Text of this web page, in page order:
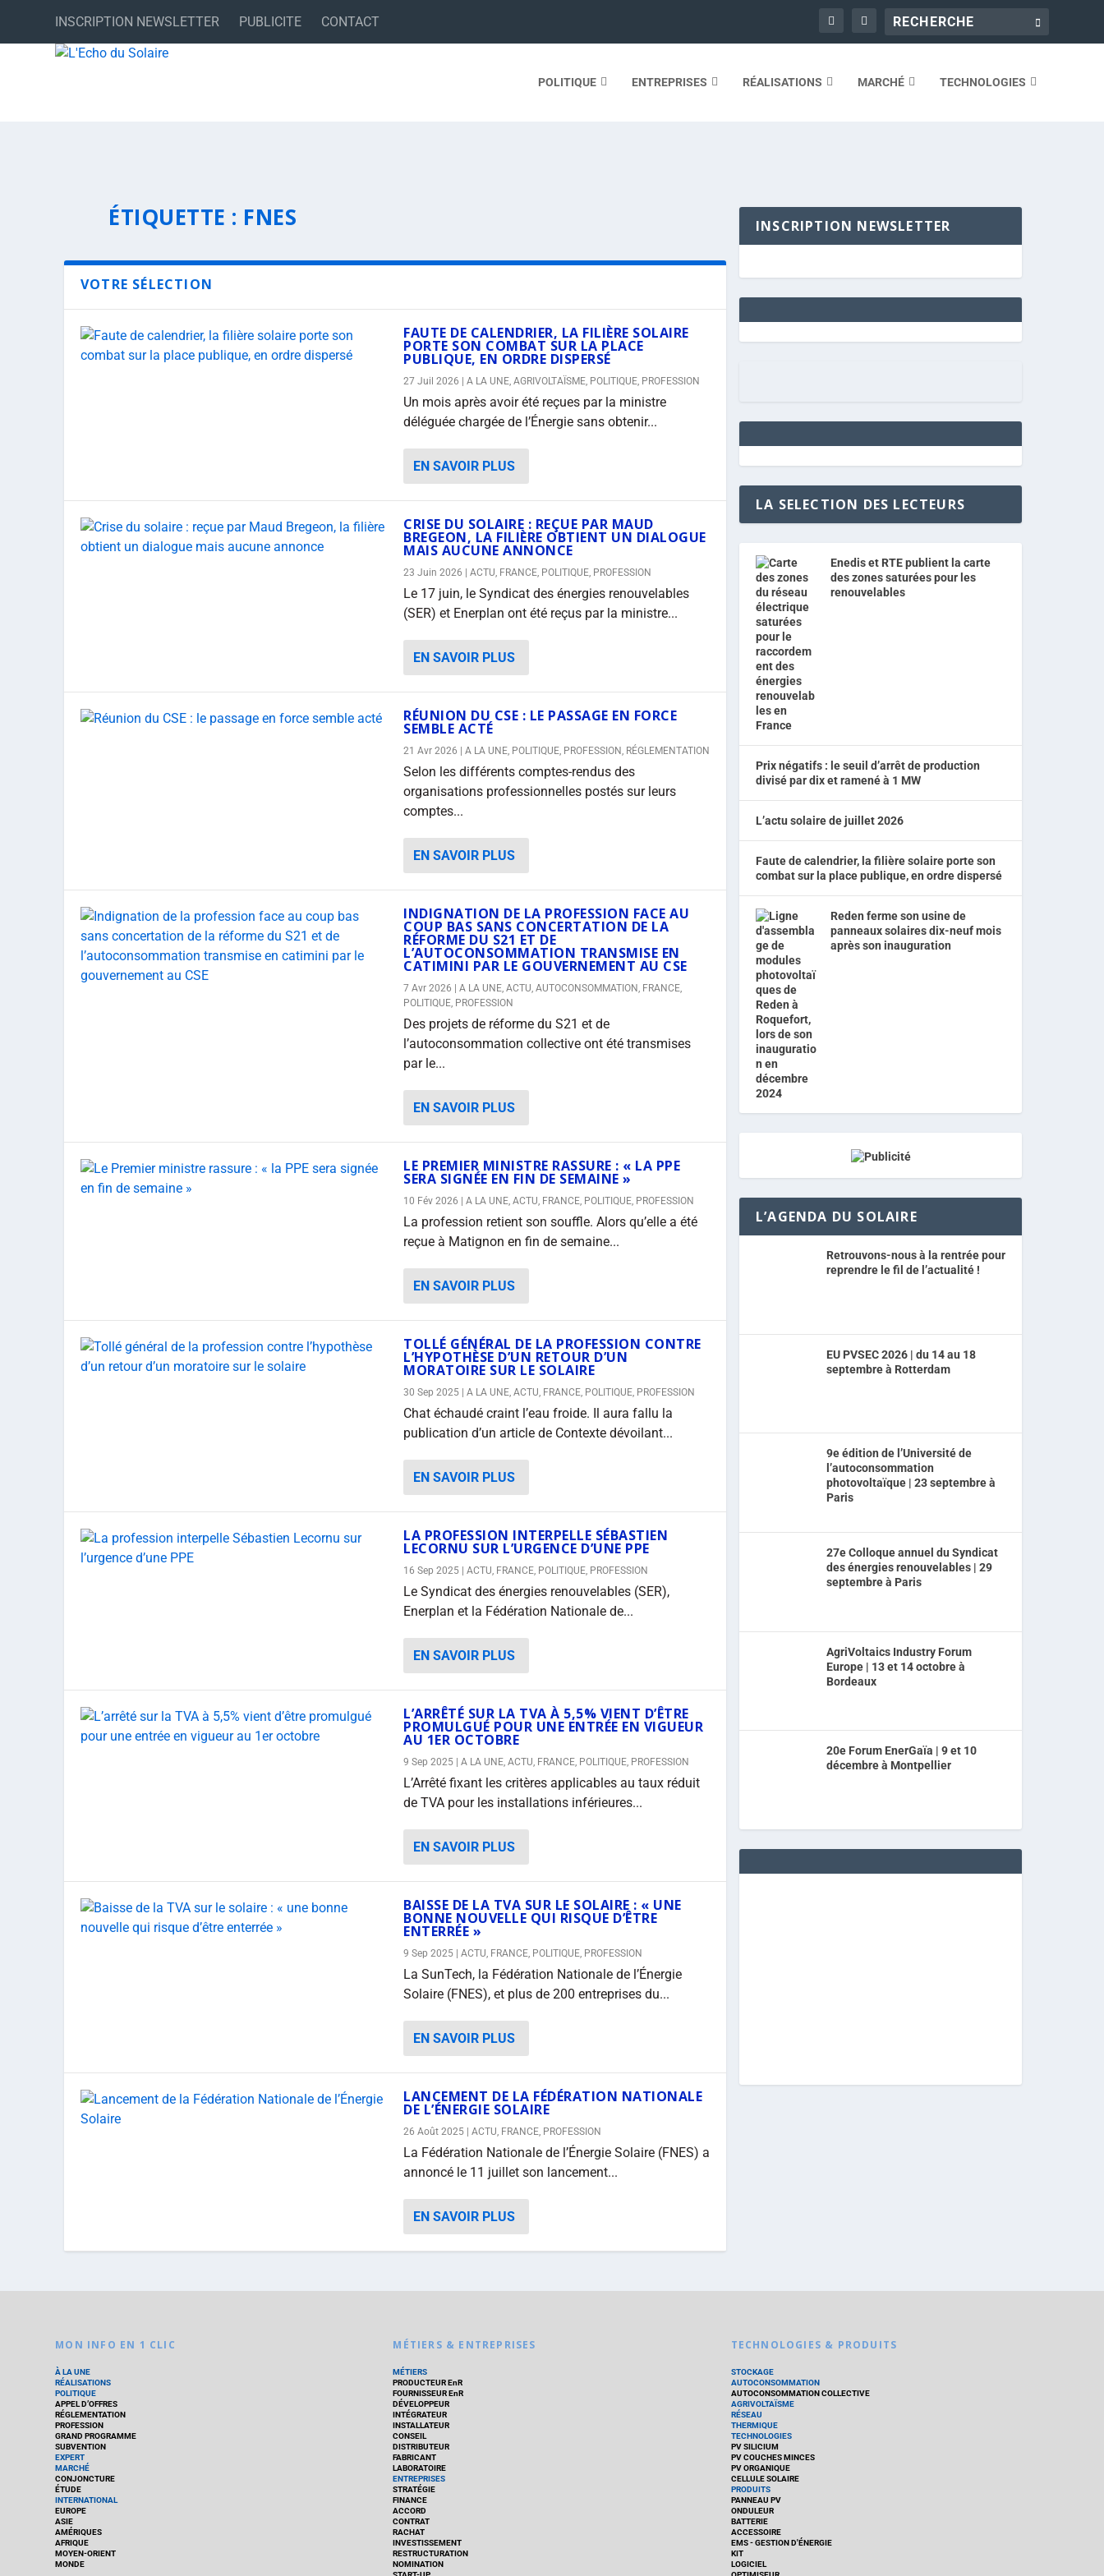
INSCRIPTION NEWSLETTER PUBLICITE CONTACT
POLITIQUE ENTREPRISES RÉALISATIONS MARCHÉ TECHNOLOGIES
ÉTIQUETTE : FNES
VOTRE SÉLECTION
FAUTE DE CALENDRIER, LA FILIÈRE SOLAIRE
PORTE SON COMBAT SUR LA PLACE
PUBLIQUE, EN ORDRE DISPERSÉ
27 Juil 2026 A LA UNE, AGRIVOLTAÏSME, POLITIQUE, PROFESSION
Un mois après avoir été reçues par la ministre
déléguée chargée de l’Énergie sans obtenir...
EN SAVOIR PLUS
CRISE DU SOLAIRE : REÇUE PAR MAUD
BREGEON, LA FILIÈRE OBTIENT UN DIALOGUE
MAIS AUCUNE ANNONCE
23 Juin 2026 ACTU, FRANCE, POLITIQUE, PROFESSION
Le 17 juin, le Syndicat des énergies renouvelables
(SER) et Enerplan ont été reçus par la ministre...
EN SAVOIR PLUS
RÉUNION DU CSE : LE PASSAGE EN FORCE
SEMBLE ACTÉ
21 Avr 2026 A LA UNE, POLITIQUE, PROFESSION, RÉGLEMENTATION
Selon les différents comptes-rendus des
organisations professionnelles postés sur leurs
comptes...
EN SAVOIR PLUS
INDIGNATION DE LA PROFESSION FACE AU
COUP BAS SANS CONCERTATION DE LA
RÉFORME DU S21 ET DE
L’AUTOCONSOMMATION TRANSMISE EN
CATIMINI PAR LE GOUVERNEMENT AU CSE
7 Avr 2026 A LA UNE, ACTU, AUTOCONSOMMATION, FRANCE,
POLITIQUE, PROFESSION
Des projets de réforme du S21 et de
l’autoconsommation collective ont été transmises
par le...
EN SAVOIR PLUS
LE PREMIER MINISTRE RASSURE : « LA PPE
SERA SIGNÉE EN FIN DE SEMAINE »
10 Fév 2026 A LA UNE, ACTU, FRANCE, POLITIQUE, PROFESSION
La profession retient son souffle. Alors qu’elle a été
reçue à Matignon en fin de semaine...
EN SAVOIR PLUS
TOLLÉ GÉNÉRAL DE LA PROFESSION CONTRE
L’HYPOTHÈSE D’UN RETOUR D’UN
MORATOIRE SUR LE SOLAIRE
30 Sep 2025 A LA UNE, ACTU, FRANCE, POLITIQUE, PROFESSION
Chat échaudé craint l’eau froide. Il aura fallu la
publication d’un article de Contexte dévoilant...
EN SAVOIR PLUS
LA PROFESSION INTERPELLE SÉBASTIEN
LECORNU SUR L’URGENCE D’UNE PPE
16 Sep 2025 ACTU, FRANCE, POLITIQUE, PROFESSION
Le Syndicat des énergies renouvelables (SER),
Enerplan et la Fédération Nationale de...
EN SAVOIR PLUS
L’ARRÊTÉ SUR LA TVA À 5,5% VIENT D’ÊTRE
PROMULGUÉ POUR UNE ENTRÉE EN VIGUEUR
AU 1ER OCTOBRE
9 Sep 2025 A LA UNE, ACTU, FRANCE, POLITIQUE, PROFESSION
L’Arrêté fixant les critères applicables au taux réduit
de TVA pour les installations inférieures...
EN SAVOIR PLUS
BAISSE DE LA TVA SUR LE SOLAIRE : « UNE
BONNE NOUVELLE QUI RISQUE D’ÊTRE
ENTERRÉE »
9 Sep 2025 ACTU, FRANCE, POLITIQUE, PROFESSION
La SunTech, la Fédération Nationale de l’Énergie
Solaire (FNES), et plus de 200 entreprises du...
EN SAVOIR PLUS
LANCEMENT DE LA FÉDÉRATION NATIONALE
DE L’ÉNERGIE SOLAIRE
26 Août 2025 ACTU, FRANCE, PROFESSION
La Fédération Nationale de l’Énergie Solaire (FNES) a
annoncé le 11 juillet son lancement...
EN SAVOIR PLUS
INSCRIPTION NEWSLETTER
LA SELECTION DES LECTEURS
Enedis et RTE publient la carte
des zones saturées pour les
renouvelables
Prix négatifs : le seuil d’arrêt de production
divisé par dix et ramené à 1 MW
L’actu solaire de juillet 2026
Faute de calendrier, la filière solaire porte son
combat sur la place publique, en ordre dispersé
Reden ferme son usine de
panneaux solaires dix-neuf mois
après son inauguration
L’AGENDA DU SOLAIRE
Retrouvons-nous à la rentrée pour
reprendre le fil de l’actualité !
EU PVSEC 2026 | du 14 au 18
septembre à Rotterdam
9e édition de l’Université de
l’autoconsommation
photovoltaïque | 23 septembre à
Paris
27e Colloque annuel du Syndicat
des énergies renouvelables | 29
septembre à Paris
AgriVoltaics Industry Forum
Europe | 13 et 14 octobre à
Bordeaux
20e Forum EnerGaïa | 9 et 10
décembre à Montpellier
MON INFO EN 1 CLIC
À LA UNE
RÉALISATIONS
POLITIQUE
APPEL D’OFFRES
RÉGLEMENTATION
PROFESSION
GRAND PROGRAMME
SUBVENTION
EXPERT
MARCHÉ
CONJONCTURE
ÉTUDE
INTERNATIONAL
EUROPE
ASIE
AMÉRIQUES
AFRIQUE
MOYEN-ORIENT
MONDE
MÉTIERS & ENTREPRISES
MÉTIERS
PRODUCTEUR EnR
FOURNISSEUR EnR
DÉVELOPPEUR
INTÉGRATEUR
INSTALLATEUR
CONSEIL
DISTRIBUTEUR
FABRICANT
LABORATOIRE
ENTREPRISES
STRATÉGIE
FINANCE
ACCORD
CONTRAT
RACHAT
INVESTISSEMENT
RESTRUCTURATION
NOMINATION
TECHNOLOGIES & PRODUITS
STOCKAGE
AUTOCONSOMMATION
AUTOCONSOMMATION COLLECTIVE
AGRIVOLTAÏSME
RÉSEAU
THERMIQUE
TECHNOLOGIES
PV SILICIUM
PV COUCHES MINCES
PV ORGANIQUE
CELLULE SOLAIRE
PRODUITS
PANNEAU PV
ONDULEUR
BATTERIE
ACCESSOIRE
EMS - GESTION D'ÉNERGIE
KIT
LOGICIEL